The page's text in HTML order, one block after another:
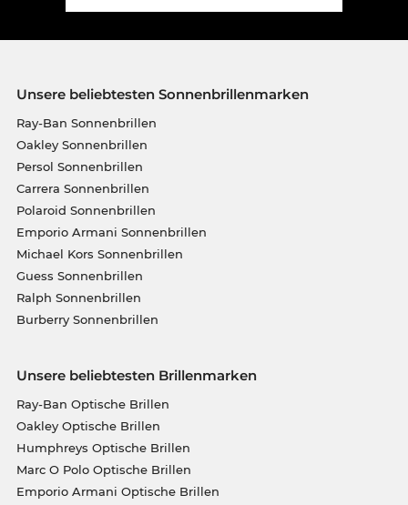
Unsere beliebtesten Sonnenbrillenmarken
Ray-Ban Sonnenbrillen
Oakley Sonnenbrillen
Persol Sonnenbrillen
Carrera Sonnenbrillen
Polaroid Sonnenbrillen
Emporio Armani Sonnenbrillen
Michael Kors Sonnenbrillen
Guess Sonnenbrillen
Ralph Sonnenbrillen
Burberry Sonnenbrillen
Unsere beliebtesten Brillenmarken
Ray-Ban Optische Brillen
Oakley Optische Brillen
Humphreys Optische Brillen
Marc O Polo Optische Brillen
Emporio Armani Optische Brillen